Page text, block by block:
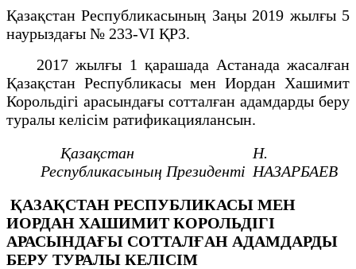
Қазақстан Республикасының Заңы 2019 жылғы 5
наурыздағы № 233-VІ ҚРЗ.
2017 жылғы 1 қарашада Астанада жасалған
Қазақстан Республикасы мен Иордан Хашимит
Корольдігі арасындағы сотталған адамдарды беру
туралы келісім ратификациялансын.
Қазақстан
Республикасының Президенті
Н.
НАЗАРБАЕВ
ҚАЗАҚСТАН РЕСПУБЛИКАСЫ МЕН
ИОРДАН ХАШИМИТ КОРОЛЬДІГІ
АРАСЫНДАҒЫ СОТТАЛҒАН АДАМДАРДЫ
БЕРУ ТУРАЛЫ КЕЛІСІМ